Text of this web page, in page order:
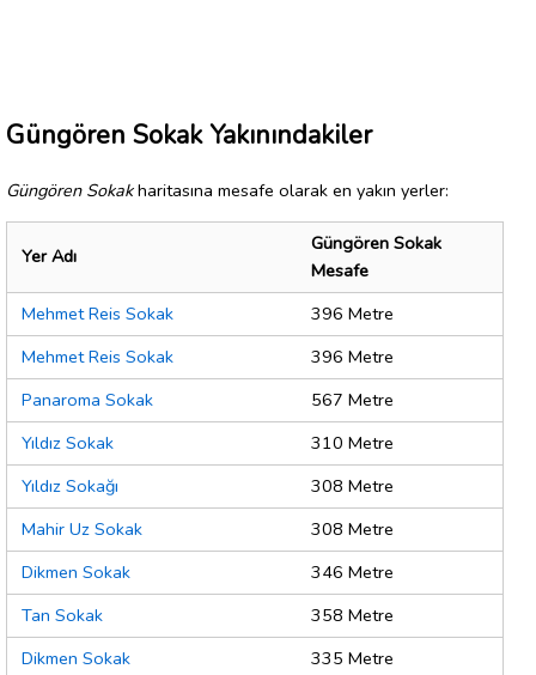
Güngören Sokak Yakınındakiler
Güngören Sokakharitasına mesafe olarak en yakın yerler:
Yer Adı
Güngören Sokak
Mesafe
Mehmet Reis Sokak
396 Metre
Mehmet Reis Sokak
396 Metre
Panaroma Sokak
567 Metre
Yıldız Sokak
310 Metre
Yıldız Sokağı
308 Metre
Mahir Uz Sokak
308 Metre
Dikmen Sokak
346 Metre
Tan Sokak
358 Metre
Dikmen Sokak
335 Metre